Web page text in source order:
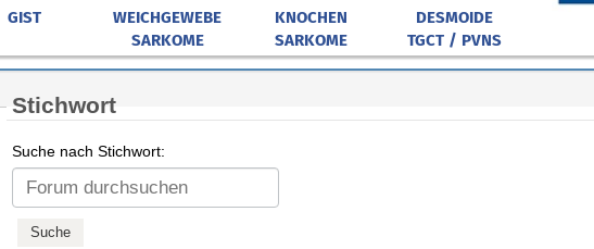
GIST
WEICHGEWEBE
SARKOME
KNOCHEN
SARKOME
DESMOIDE
TGCT / PVNS
Stichwort
Suche nach Stichwort: